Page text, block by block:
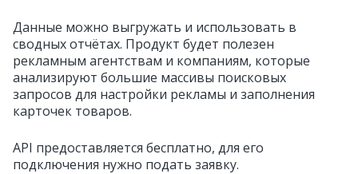
Данные можно выгружать и использовать в
сводных отчётах. Продукт будет полезен
рекламным агентствам и компаниям, которые
анализируют большие массивы поисковых
запросов для настройки рекламы и заполнения
карточек товаров.
API предоставляется бесплатно, для его
подключения нужно подать заявку.